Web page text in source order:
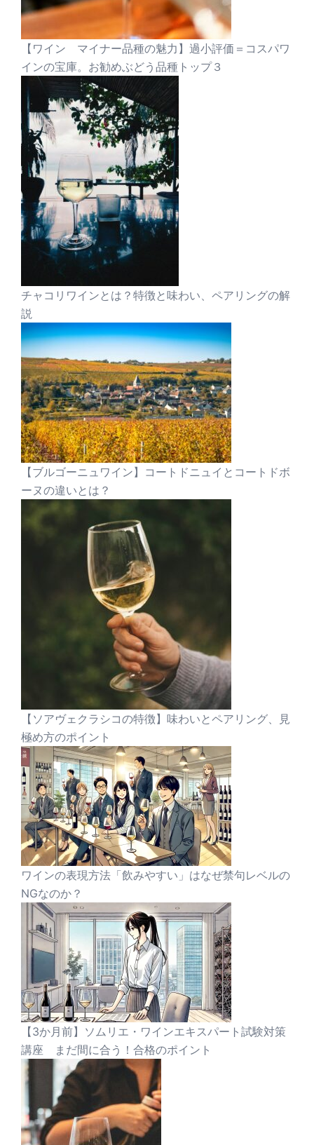
【ワイン マイナー品種の魅力】過小評価＝コスパワ
インの宝庫。お勧めぶどう品種トップ３
チャコリワインとは？特徴と味わい、ペアリングの解
説
【ブルゴーニュワイン】コートドニュイとコートドボ
ーヌの違いとは？
【ソアヴェクラシコの特徴】味わいとペアリング、見
極め方のポイント
ワインの表現方法「飲みやすい」はなぜ禁句レベルの
NGなのか？
【3か月前】ソムリエ・ワインエキスパート試験対策
講座 まだ間に合う！合格のポイント